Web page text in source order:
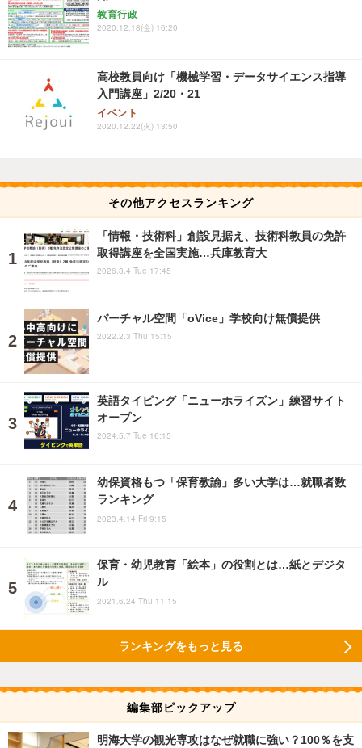
教育行政
2020.12.18(金) 16:20
高校教員向け「機械学習・データサイエンス指導
入門講座」2/20・21
イベント
2020.12.22(火) 13:50
その他アクセスランキング
「情報・技術科」創設見据え、技術科教員の免許
取得講座を全国実施…兵庫教育大
2026.8.4 Tue 17:45
バーチャル空間「oVice」学校向け無償提供
2022.2.3 Thu 15:15
英語タイピング「ニューホライズン」練習サイト
オープン
2024.5.7 Tue 16:15
幼保資格もつ「保育教諭」多い大学は…就職者数
ランキング
2023.4.14 Fri 9:15
保育・幼児教育「絵本」の役割とは…紙とデジタ
ル
2021.6.24 Thu 11:15
ランキングをもっと見る
編集部ピックアップ
明海大学の観光専攻はなぜ就職に強い？100％を支